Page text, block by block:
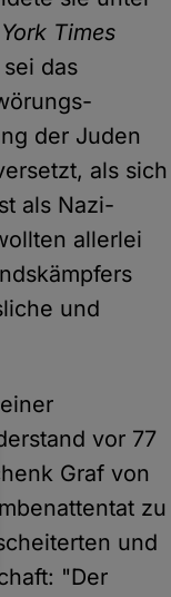
Times
das
der Juden
als sich
als Nazi-
allerlei
und
vor 77
Graf von
zu
und
"Der